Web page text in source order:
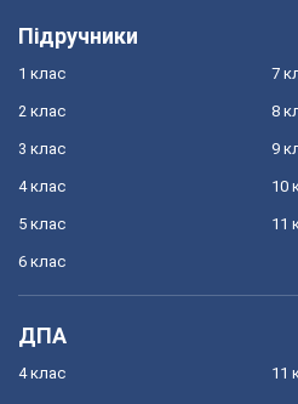
Підручники
1 клас
2 клас
3 клас
4 клас
5 клас
6 клас
7
8
9
10
11
ДПА
4 клас 11